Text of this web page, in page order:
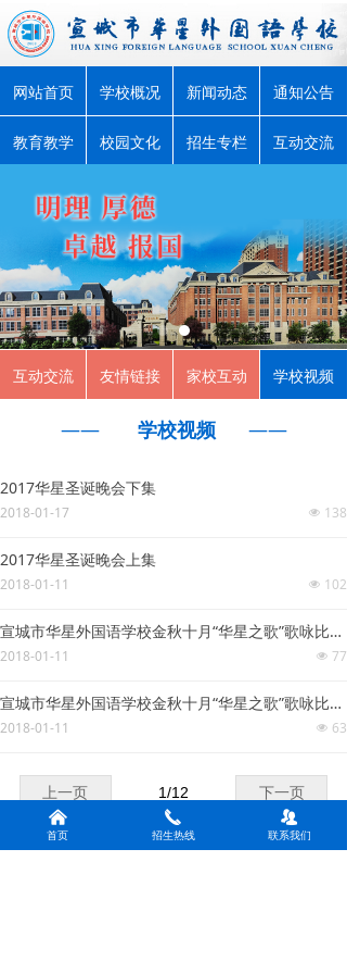
网站首页 学校概况 新闻动态 通知公告
教育教学 校园文化 招生专栏 互动交流
2017华星圣诞晚会下集
넶 138
2018-01-17
2017华星圣诞晚会上集
넶 102
2018-01-11
宣城市华星外国语学校金秋十月“华星之歌”歌咏比赛4
넶 77
2018-01-11
宣城市华星外国语学校金秋十月“华星之歌”歌咏比赛3
넶 63
2018-01-11
上一页 下一页
1/12
—— 学校视频 ——
互动交流 友情链接 家校互动 学校视频
낀
首页
끅
招生热线
뀡
联系我们